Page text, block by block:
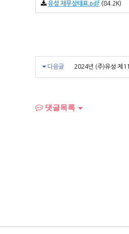
유성 재무상태표.pdf (84.2K)
다음글 2024년 (주)유성 제
댓글목록